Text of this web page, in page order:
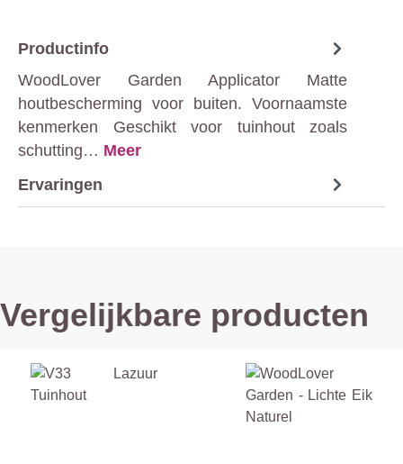
Productinfo
WoodLover Garden Applicator Matte
houtbescherming voor buiten. Voornaamste
kenmerken Geschikt voor tuinhout zoals
schutting… Meer
Ervaringen
Vergelijkbare producten